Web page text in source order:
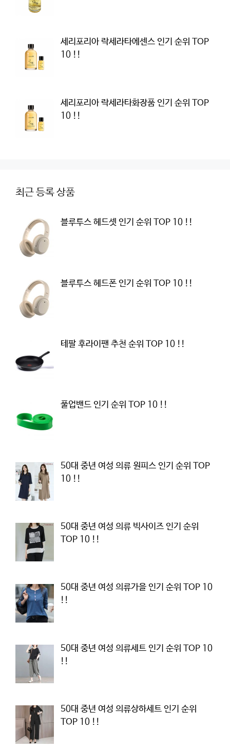
세리포리아 락세라타에센스 인기 순위 TOP
10 !!
세리포리아 락세라타화장품 인기 순위 TOP
10 !!
최근 등록 상품
블루투스 헤드셋 인기 순위 TOP 10 !!
블루투스 헤드폰 인기 순위 TOP 10 !!
테팔 후라이팬 추천 순위 TOP 10 !!
풀업밴드 인기 순위 TOP 10 !!
50대 중년 여성 의류 원피스 인기 순위 TOP
10 !!
50대 중년 여성 의류 빅사이즈 인기 순위
TOP 10 !!
50대 중년 여성 의류가을 인기 순위 TOP 10
!!
50대 중년 여성 의류세트 인기 순위 TOP 10
!!
50대 중년 여성 의류상하세트 인기 순위
TOP 10 !!